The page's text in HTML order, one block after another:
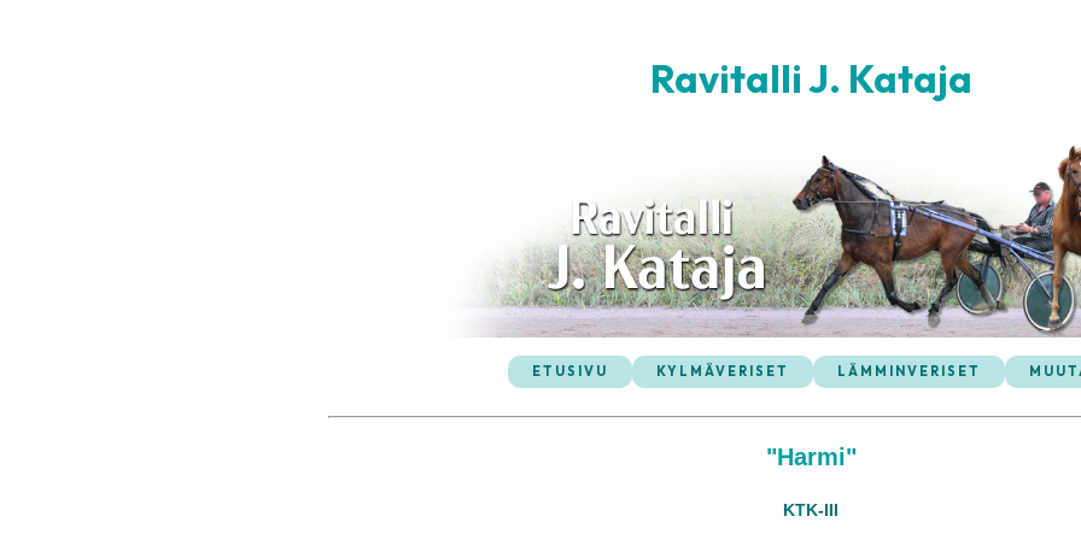
Ravitalli J. Kataja
ETUSIVU KYLMÄVERISET LÄMMINVERISET
"Harmi"
KTK-III